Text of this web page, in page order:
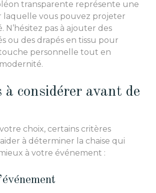
transparente représente une
laquelle vous pouvez projeter
N’hésitez pas à ajouter des
ou des drapés en tissu pour
personnelle tout en
à considérer avant de
choix, certains critères
à déterminer la chaise qui
à votre événement :